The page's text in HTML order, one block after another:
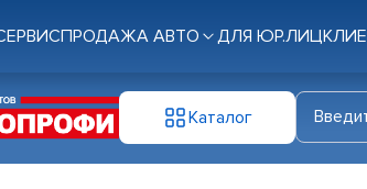
ПРОДАЖА АВТО ДЛЯ ЮР.ЛИЦ
Каталог